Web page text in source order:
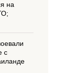
на
с